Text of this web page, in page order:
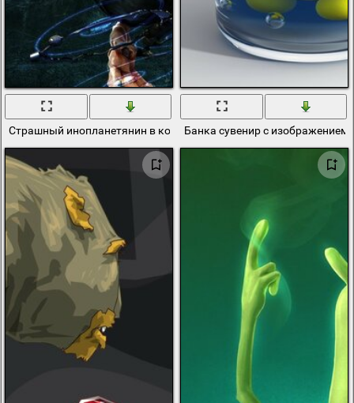
Страшный инопланетянин в космическом креслеБанка сувенир с изображением